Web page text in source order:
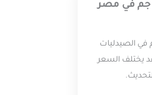
سعر ثرومبكس كريم 40 جم في مصر
ثرومبكس كريم 40 جم في الصيدليات
وقد يختلف السعر